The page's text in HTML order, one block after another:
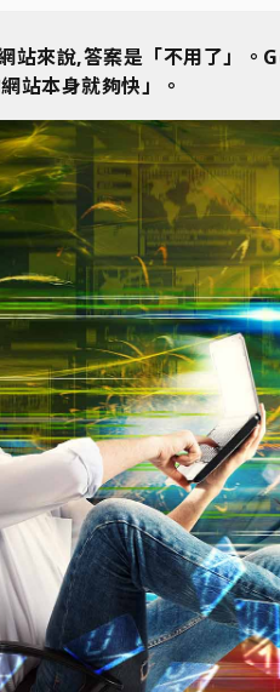
站來說,答案是「不用了」
站本身就夠快」。